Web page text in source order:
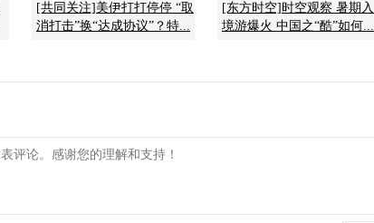
[共同关注]美伊打打停停 “取
消打击”换“达成协议”？特...
[东方时空]时空观察 暑期入
境游爆火 中国之“酷”如何...